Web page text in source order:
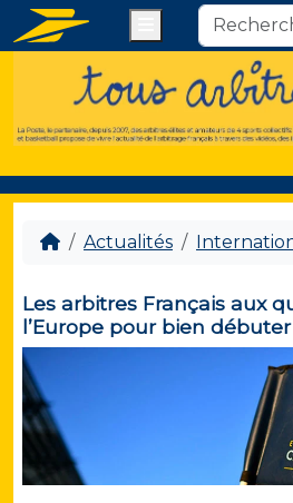
Actualités
Les arbitres Français aux
l’Europe pour bien